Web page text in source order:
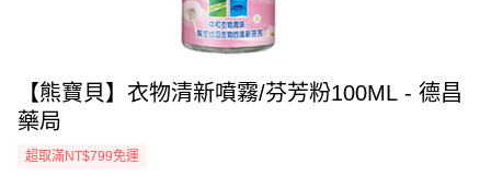
【熊寶貝】衣物清新噴霧/芬芳粉100ML - 德昌
藥局
超取滿NT$799免運